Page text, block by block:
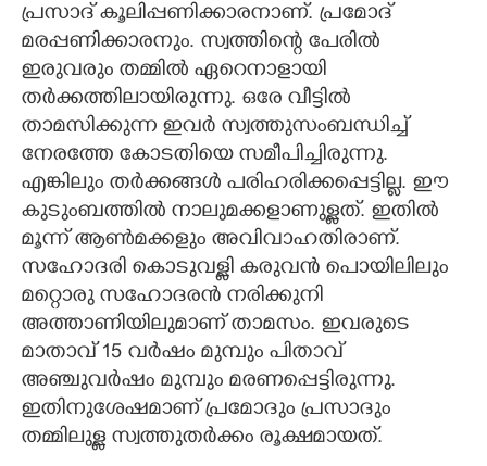
പ്രസാദ് കൂലിപ്പണിക്കാരനാണ്. പ്രമോദ്
മരപ്പണിക്കാരനും. സ്വത്തിന്റെ പേരിൽ
ഇരുവരും തമ്മിൽ ഏറെനാളായി
തർക്കത്തിലായിരുന്നു. ഒരേ വീട്ടിൽ
താമസിക്കുന്ന ഇവർ സ്വത്തുസംബന്ധിച്ച്
നേരത്തേ കോടതിയെ സമീപിച്ചിരുന്നു.
എങ്കിലും തർക്കങ്ങൾ പരിഹരിക്കപ്പെട്ടില്ല. ഈ
കുടുംബത്തിൽ നാലുമക്കളാണുള്ളത്. ഇതിൽ
മൂന്ന് ആൺമക്കളും അവിവാഹതിരാണ്.
സഹോദരി കൊടുവള്ളി കരുവൻ പൊയിലിലും
മറ്റാെരു സഹാേദരൻ നരിക്കുനി
അത്താണിയിലുമാണ് താമസം. ഇവരുടെ
മാതാവ് 15 വർഷം മുമ്പും പിതാവ്
അഞ്ചുവർഷം മുമ്പും മരണപ്പെട്ടിരുന്നു.
ഇതിനുശേഷമാണ് പ്രമോദും പ്രസാദും
തമ്മിലുള്ള സ്വത്തുതർക്കം രൂക്ഷമായത്.